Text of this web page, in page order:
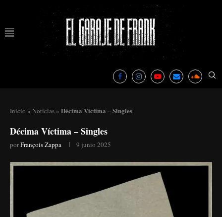
Inicio » Noticias » Décima Víctima – Singles
Décima Víctima – Singles
porFrançois Zappa 9 junio 2025